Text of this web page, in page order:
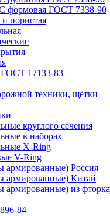
формовая ГОСТ 7338-90
пористая
17133-83
техники, щётки
круглого сечения
в наборах
Х-Ring
V-Ring
армированные) Россия
армированные) Китай
из
84